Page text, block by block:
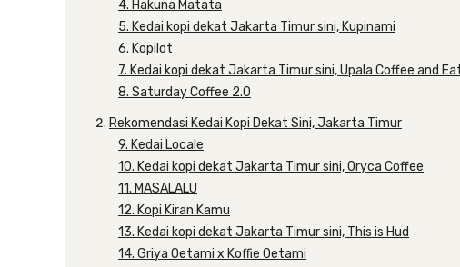
4. Hakuna Matata
5. Kedai kopi dekat Jakarta Timur sini, Kupinami
6. Kopilot
7. Kedai kopi dekat Jakarta Timur sini, Upala Coffee and
8. Saturday Coffee 2.0
Rekomendasi Kedai Kopi Dekat Sini, Jakarta Timur
9. Kedai Locale
10. Kedai kopi dekat Jakarta Timur sini, Oryca Coffee
11. MASALALU
12. Kopi Kiran Kamu
13. Kedai kopi dekat Jakarta Timur sini, This is Hud
14. Griya Oetami x Koffie Oetami